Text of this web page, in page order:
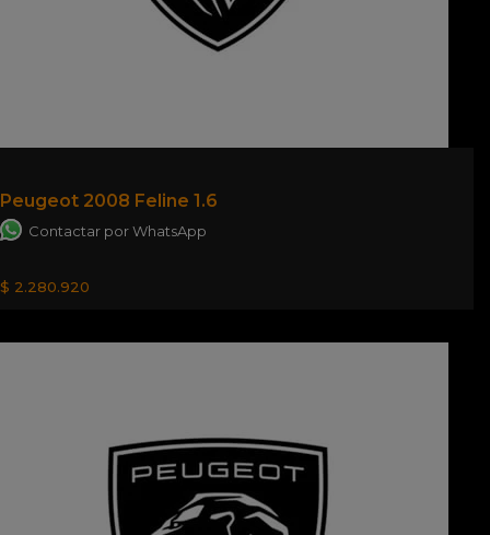
Peugeot 2008 Feline 1.6
Contactar por WhatsApp
$ 2.280.920